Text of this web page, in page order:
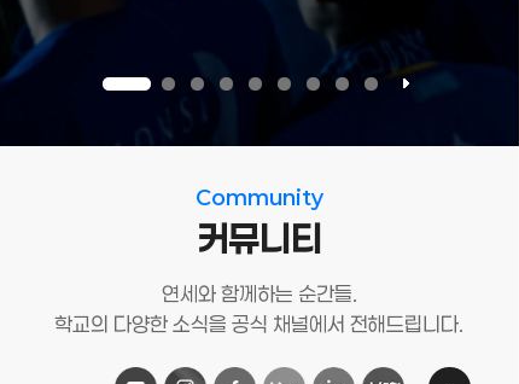
Community
커뮤니티
연세와 함께하는 순간들.
학교의 다양한 소식을 공식 채널에서 전해드립니다.